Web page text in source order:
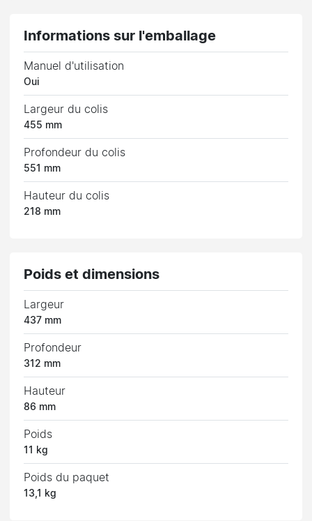
Informations sur l'emballage
Manuel d'utilisation
Oui
Largeur du colis
455 mm
Profondeur du colis
551 mm
Hauteur du colis
218 mm
Poids et dimensions
Largeur
437 mm
Profondeur
312 mm
Hauteur
86 mm
Poids
11 kg
Poids du paquet
13,1 kg